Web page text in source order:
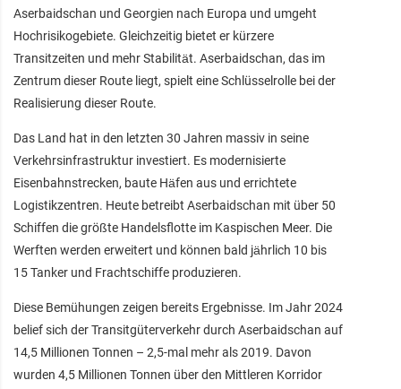
Aserbaidschan und Georgien nach Europa und umgeht
Hochrisikogebiete. Gleichzeitig bietet er kürzere
Transitzeiten und mehr Stabilität. Aserbaidschan, das im
Zentrum dieser Route liegt, spielt eine Schlüsselrolle bei der
Realisierung dieser Route.
Das Land hat in den letzten 30 Jahren massiv in seine
Verkehrsinfrastruktur investiert. Es modernisierte
Eisenbahnstrecken, baute Häfen aus und errichtete
Logistikzentren. Heute betreibt Aserbaidschan mit über 50
Schiffen die größte Handelsflotte im Kaspischen Meer. Die
Werften werden erweitert und können bald jährlich 10 bis
15 Tanker und Frachtschiffe produzieren.
Diese Bemühungen zeigen bereits Ergebnisse. Im Jahr 2024
belief sich der Transitgüterverkehr durch Aserbaidschan auf
14,5 Millionen Tonnen – 2,5-mal mehr als 2019. Davon
wurden 4,5 Millionen Tonnen über den Mittleren Korridor